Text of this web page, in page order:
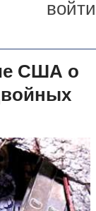
войти
США о